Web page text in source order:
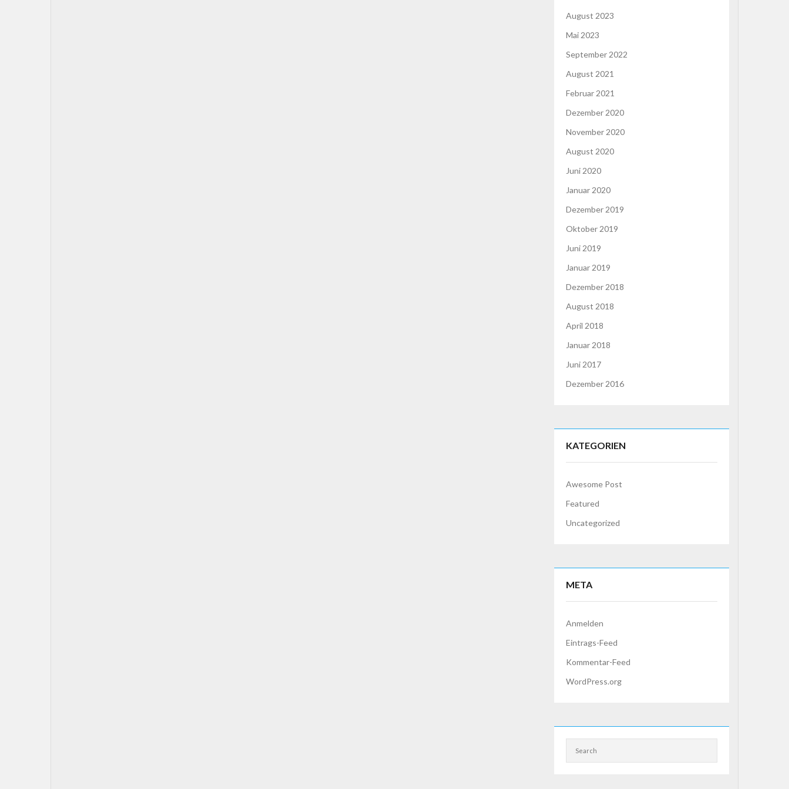
August 2023
Mai 2023
September 2022
August 2021
Februar 2021
Dezember 2020
November 2020
August 2020
Juni 2020
Januar 2020
Dezember 2019
Oktober 2019
Juni 2019
Januar 2019
Dezember 2018
August 2018
April 2018
Januar 2018
Juni 2017
Dezember 2016
KATEGORIEN
Awesome Post
Featured
Uncategorized
META
Anmelden
Eintrags-Feed
Kommentar-Feed
WordPress.org